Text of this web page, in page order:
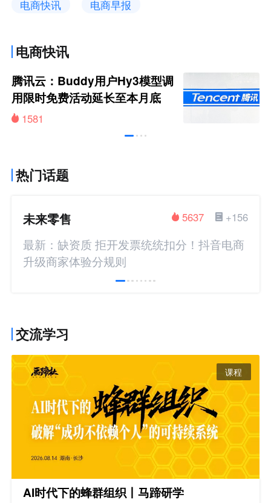
电商快讯 电商早报
电商快讯
腾讯云：Buddy用户Hy3模型调
用限时免费活动延长至本月底
1581
热门话题
未来零售 +156
5637
最新：缺资质 拒开发票统统扣分！抖音电商
升级商家体验分规则
交流学习
课程
AI时代下的蜂群组织丨马蹄研学